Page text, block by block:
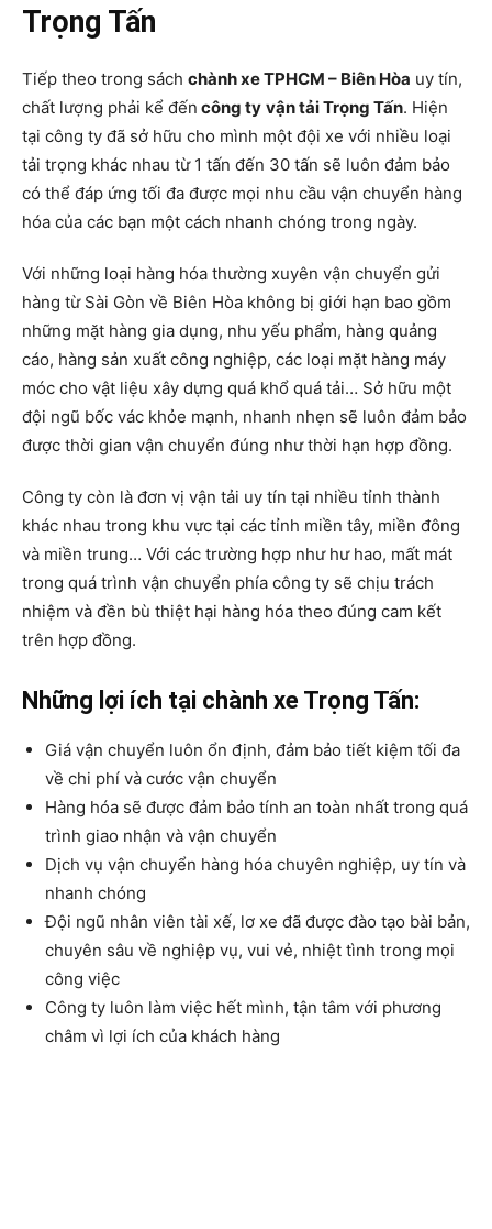
Trọng Tấn
Tiếp theo trong sách chành xe TPHCM – Biên Hòa uy tín,
chất lượng phải kể đến công ty vận tải Trọng Tấn. Hiện
tại công ty đã sở hữu cho mình một đội xe với nhiều loại
tải trọng khác nhau từ 1 tấn đến 30 tấn sẽ luôn đảm bảo
có thể đáp ứng tối đa được mọi nhu cầu vận chuyển hàng
hóa của các bạn một cách nhanh chóng trong ngày.
Với những loại hàng hóa thường xuyên vận chuyển gửi
hàng từ Sài Gòn về Biên Hòa không bị giới hạn bao gồm
những mặt hàng gia dụng, nhu yếu phẩm, hàng quảng
cáo, hàng sản xuất công nghiệp, các loại mặt hàng máy
móc cho vật liệu xây dựng quá khổ quá tải… Sở hữu một
đội ngũ bốc vác khỏe mạnh, nhanh nhẹn sẽ luôn đảm bảo
được thời gian vận chuyển đúng như thời hạn hợp đồng.
Công ty còn là đơn vị vận tải uy tín tại nhiều tỉnh thành
khác nhau trong khu vực tại các tỉnh miền tây, miền đông
và miền trung… Với các trường hợp như hư hao, mất mát
trong quá trình vận chuyển phía công ty sẽ chịu trách
nhiệm và đền bù thiệt hại hàng hóa theo đúng cam kết
trên hợp đồng.
Những lợi ích tại chành xe Trọng Tấn:
Giá vận chuyển luôn ổn định, đảm bảo tiết kiệm tối đa
về chi phí và cước vận chuyển
Hàng hóa sẽ được đảm bảo tính an toàn nhất trong quá
trình giao nhận và vận chuyển
Dịch vụ vận chuyển hàng hóa chuyên nghiệp, uy tín và
nhanh chóng
Đội ngũ nhân viên tài xế, lơ xe đã được đào tạo bài bản,
chuyên sâu về nghiệp vụ, vui vẻ, nhiệt tình trong mọi
công việc
Công ty luôn làm việc hết mình, tận tâm với phương
châm vì lợi ích của khách hàng